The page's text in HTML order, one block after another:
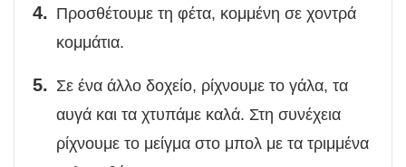
Προσθέτουμε τη φέτα, κομμένη σε χοντρά
κομμάτια.
Σε ένα άλλο δοχείο, ρίχνουμε το γάλα, τα
αυγά και τα χτυπάμε καλά. Στη συνέχεια
ρίχνουμε το μείγμα στο μπολ με τα τριμμένα